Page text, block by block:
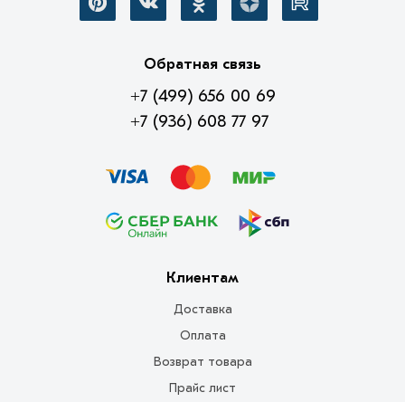
Обратная связь
+7 (499) 656 00 69
+7 (936) 608 77 97
Клиентам
Доставка
Оплата
Возврат товара
Прайс лист